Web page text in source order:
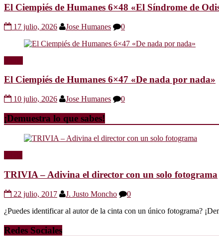
El Ciempiés de Humanes 6×48 «El Síndrome de
17 julio, 2026 Jose Humanes 0
El Ciempiés de Humanes 6×47 «De nada por nada»
10 julio, 2026 Jose Humanes 0
¡Demuestra lo que sabes!
TRIVIA – Adivina el director con un solo fotograma
22 julio, 2017 J. Justo Moncho
0
¿Puedes identificar al autor de la cinta con un único fotograma?
Redes Sociales